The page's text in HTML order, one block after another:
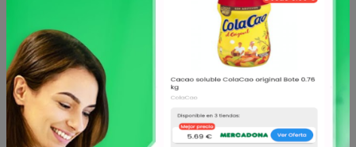
Dodot sensitive
Pañales dodot sensitive
t2 (4-8 kg) 58 ud.
desde20.95 €
Deliplus
Pañal bañador
desde5.9 €